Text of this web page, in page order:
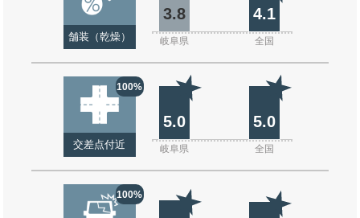
舗装（乾燥）
3.8 4.1
岐阜県 全国
100%
交差点付近
5.0 5.0
岐阜県 全国
100%